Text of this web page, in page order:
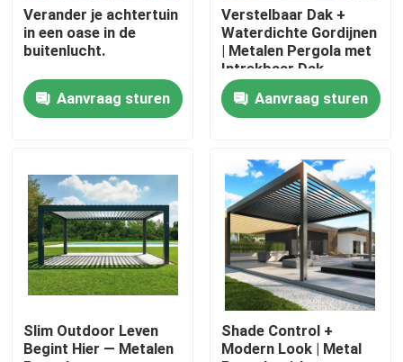
Fabrieksreis
Nieuws
Verzoek om een Citaat
De Pergola van het aluminiumterras
De Pergola van aluminiumlouvered
Verander je achtertuin
in een oase in de
buitenlucht.
Aanvraag sturen
Verstelbaar Dak +
Waterdichte Gordijnen
| Metalen Pergola met
Intrekbaar Dak
Aanvraag sturen
Slim Outdoor Leven
Begint Hier — Metalen
Shade Control +
Modern Look | Metal